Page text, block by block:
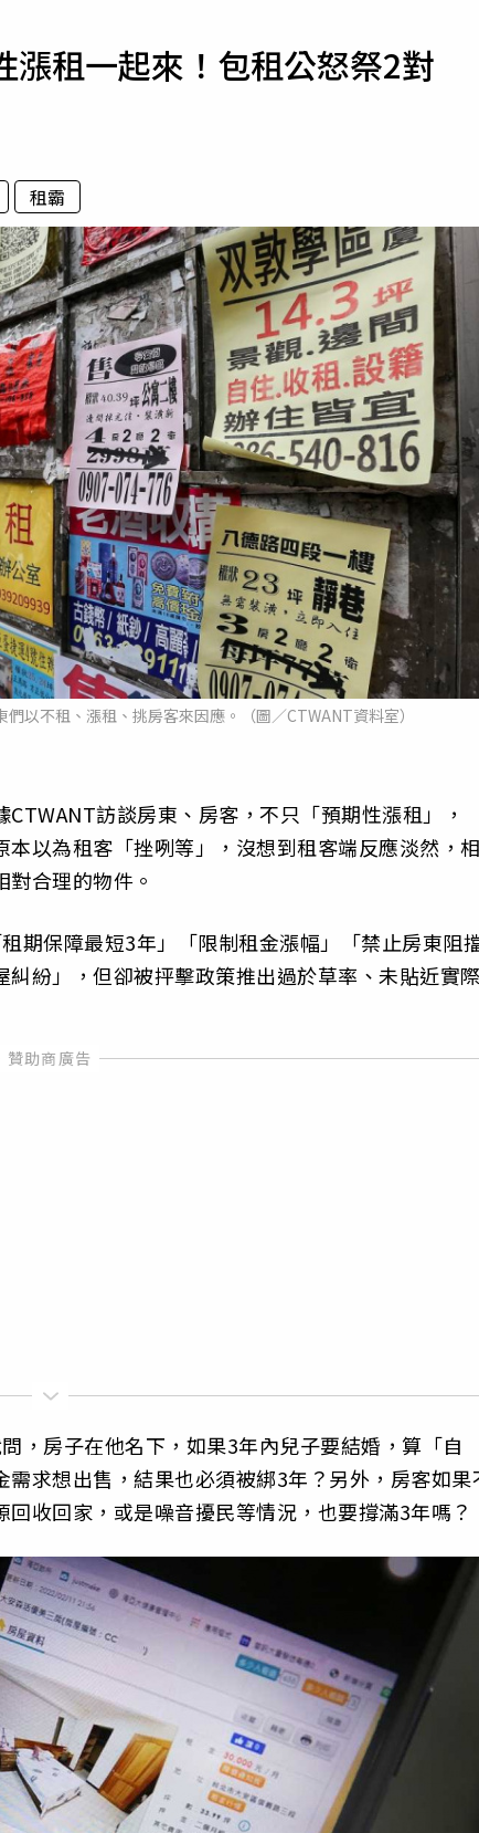
運勢
租一起來！包租公怒祭2對
租霸
以不租、漲租、挑房客來因應。（圖／CTWANT資料室）
訪談房東、房客，不只「預期性漲租」，
本以為租客「挫咧等」，沒想到租客端反應淡然，
合理的物件。
期保障最短3年」「限制租金漲幅」「禁止房東阻
紛」，但卻被抨擊政策推出過於草率、未貼近實
，房子在他名下，如果3年內兒子要結婚，算「自
求想出售，結果也必須被綁3年？另外，房客如果
收回家，或是噪音擾民等情況，也要撐滿3年嗎？